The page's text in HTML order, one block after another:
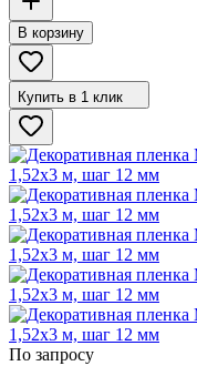
В корзину
Купить в 1 клик
По запросу